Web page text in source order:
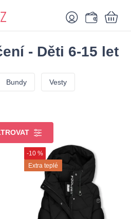
- Děti 6-15 let
Bundy Vesty
-10 %
Extra teplé